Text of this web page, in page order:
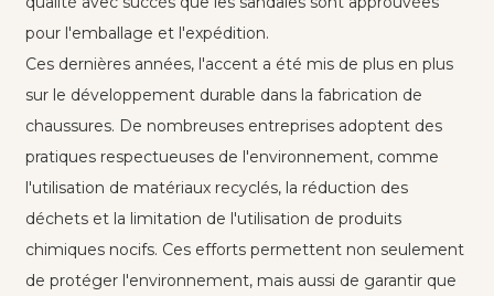
pour l'emballage et l'expédition.
Ces dernières années, l'accent a été mis de plus en plus
sur le développement durable dans la fabrication de
chaussures. De nombreuses entreprises adoptent des
pratiques respectueuses de l'environnement, comme
l'utilisation de matériaux recyclés, la réduction des
déchets et la limitation de l'utilisation de produits
chimiques nocifs. Ces efforts permettent non seulement
de protéger l'environnement, mais aussi de garantir que